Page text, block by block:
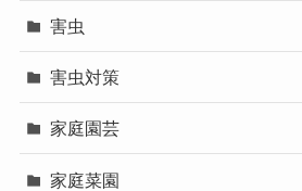
害虫
害虫対策
家庭園芸
家庭菜園